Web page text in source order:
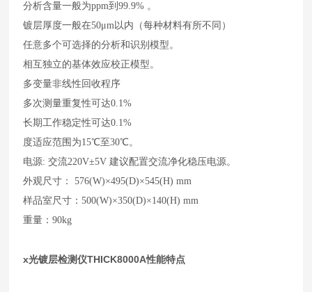
分析含量一般为ppm到99.9% 。
镀层厚度一般在50μm以内（每种材料有所不同）
任意多个可选择的分析和识别模型。
相互独立的基体效应校正模型。
多变量非线性回收程序
多次测量重复性可达0.1%
长期工作稳定性可达0.1%
度适应范围为15℃至30℃。
电源: 交流220V±5V 建议配置交流净化稳压电源。
外观尺寸： 576(W)×495(D)×545(H) mm
样品室尺寸：500(W)×350(D)×140(H) mm
重量：90kg
x光镀层检测仪THICK8000A性能特点